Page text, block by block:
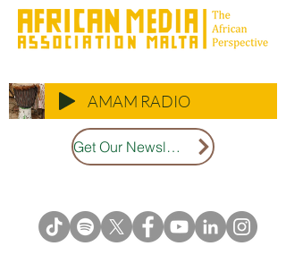
AMAM RADIO
Get Our Newsletter